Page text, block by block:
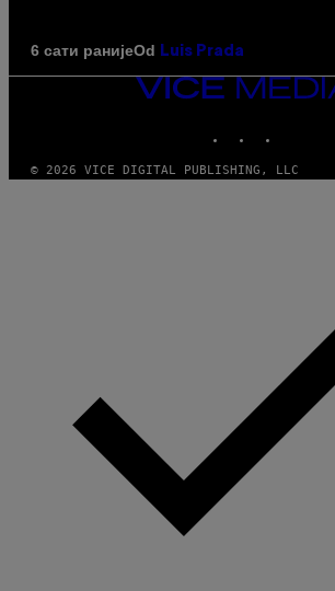
6 сати ранијеOd Luis Prada
VICE
MEDIA
© 2026 VICE DIGITAL PUBLISHING, LLC